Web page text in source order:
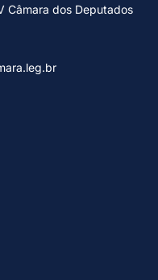
Câmara dos Deputados